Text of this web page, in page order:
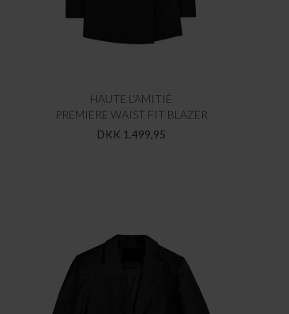
HAUTE L'AMITIÉ
PREMIERE WAIST FIT BLAZER
DKK 1.499,95